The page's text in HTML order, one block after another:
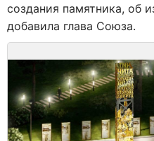
создания памятника, об
добавила глава Союза.